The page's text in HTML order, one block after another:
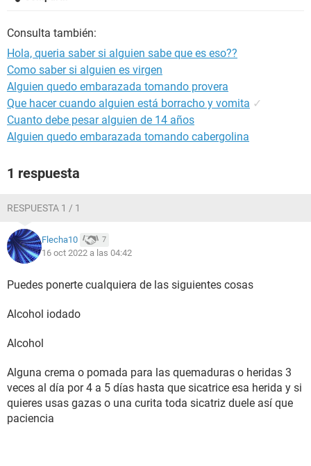
Consulta también:
Hola, queria saber si alguien sabe que es eso??
Como saber si alguien es virgen
Alguien quedo embarazada tomando provera
Que hacer cuando alguien está borracho y vomita ✓
Cuanto debe pesar alguien de 14 años
Alguien quedo embarazada tomando cabergolina
1 respuesta
RESPUESTA 1 / 1
Flecha10 7
16 oct 2022 a las 04:42
Puedes ponerte cualquiera de las siguientes cosas
Alcohol iodado
Alcohol
Alguna crema o pomada para las quemaduras o heridas 3
veces al día por 4 a 5 días hasta que sicatrice esa herida y si
quieres usas gazas o una curita toda sicatriz duele así que
paciencia